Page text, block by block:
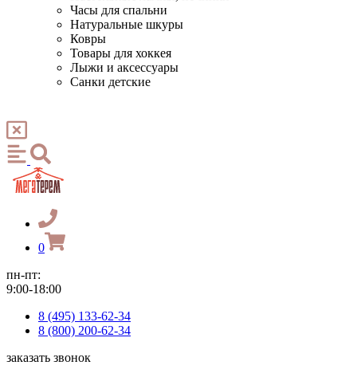
Часы для спальни
Натуральные шкуры
Ковры
Товары для хоккея
Лыжи и аксессуары
Санки детские
0
пн-пт:
9:00-18:00
8 (495) 133-62-34
8 (800) 200-62-34
заказать звонок